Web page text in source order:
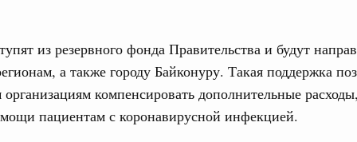
из резервного фонда Правительства и будут
а также городу Байконуру. Такая поддержка
компенсировать дополнительные
пациентам с коронавирусной инфекцией.
итогам XI конференции «Цифровая
24